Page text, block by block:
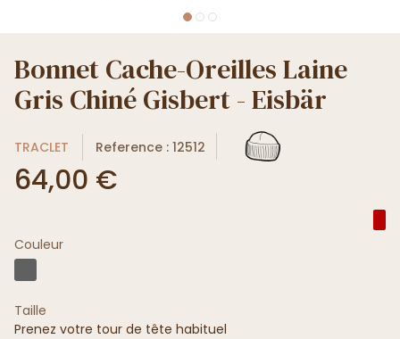
Bonnet Cache-Oreilles Laine
Gris Chiné Gisbert - Eisbär
TRACLET Reference : 12512
64,00 €
Couleur
Taille
Prenez votre tour de tête habituel